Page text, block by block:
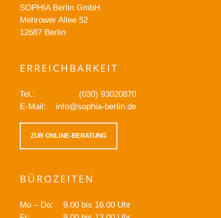
SOPHIA Berlin GmbH
Mehrower Allee 52
12687 Berlin
ERREICHBARKEIT
Tel.:
(030) 93020870
E-Mail:
info@sophia-berlin.de
ZUR ONLINE-BERATUNG
BÜROZEITEN
Mo – Do:
9.00 bis 16.00 Uhr